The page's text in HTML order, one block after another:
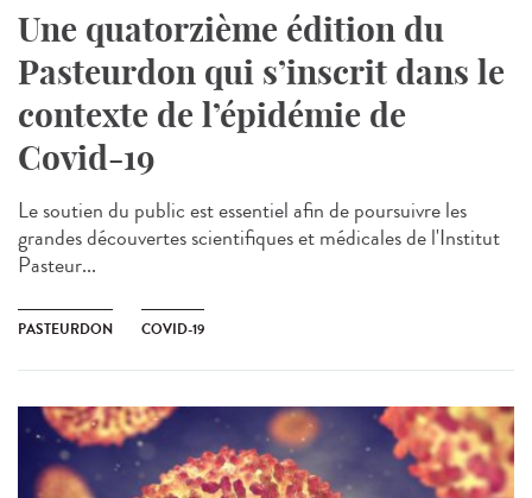
Une quatorzième édition du
Pasteurdon qui s’inscrit dans le
contexte de l’épidémie de
Covid-19
Le soutien du public est essentiel afin de poursuivre les
grandes découvertes scientifiques et médicales de l'Institut
Pasteur...
PASTEURDON COVID-19